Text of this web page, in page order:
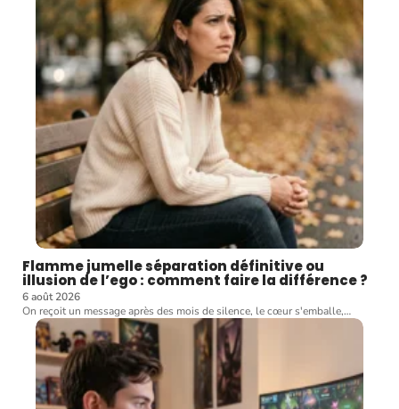
Flamme jumelle séparation définitive ou
illusion de l’ego : comment faire la différence ?
6 août 2026
On reçoit un message après des mois de silence, le cœur s'emballe,…